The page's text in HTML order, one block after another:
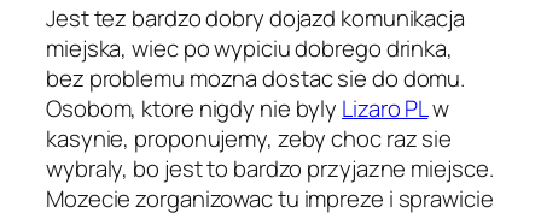
Jest tez bardzo dobry dojazd komunikacja
miejska, wiec po wypiciu dobrego drinka,
bez problemu mozna dostac sie do domu.
Osobom, ktore nigdy nie byly Lizaro PLw
kasynie, proponujemy, zeby choc raz sie
wybraly, bo jest to bardzo przyjazne miejsce.
Mozecie zorganizowac tu impreze i sprawicie